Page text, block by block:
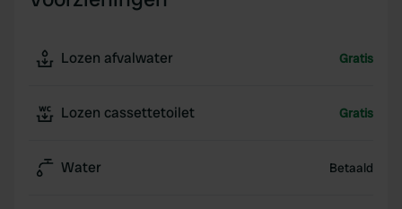
Lozen afvalwater Gratis
Lozen cassettetoilet Gratis
Water Betaald